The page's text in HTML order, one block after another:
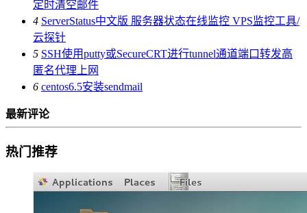
定时清空邮件
4 ServerStatus中文版 服务器状态在线监控 VPS监控工具/
云探针
5 SSH使用putty或SecureCRT进行tunnel通道端口转发高
匿名代理上网
6 centos6.5安装sendmail
最新评论
热门推荐